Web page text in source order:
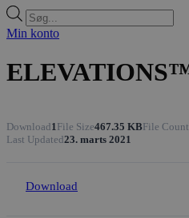
Products
search
Min konto
Download1 File Size467.35 KBFile Count
Last Updated23. marts 2021
Download